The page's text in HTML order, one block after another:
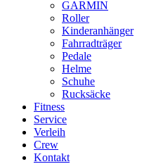
GARMIN
Roller
Kinderanhänger
Fahrradträger
Pedale
Helme
Schuhe
Rucksäcke
Fitness
Service
Verleih
Crew
Kontakt